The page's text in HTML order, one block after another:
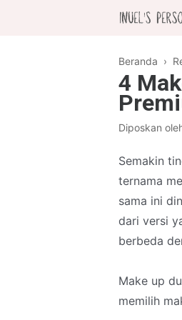
Beranda ›
4
Diposkan
Semakin
ternama
sama ini
dari versi
berbeda
Make up
memilih